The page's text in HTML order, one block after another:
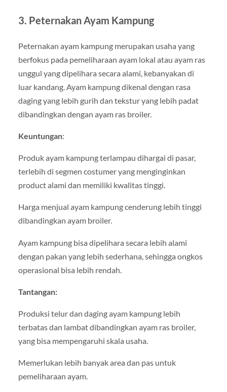
3. Peternakan Ayam Kampung
Peternakan ayam kampung merupakan usaha yang
berfokus pada pemeliharaan ayam lokal atau ayam ras
unggul yang dipelihara secara alami, kebanyakan di
luar kandang. Ayam kampung dikenal dengan rasa
daging yang lebih gurih dan tekstur yang lebih padat
dibandingkan dengan ayam ras broiler.
Keuntungan:
Produk ayam kampung terlampau dihargai di pasar,
terlebih di segmen costumer yang menginginkan
product alami dan memiliki kwalitas tinggi.
Harga menjual ayam kampung cenderung lebih tinggi
dibandingkan ayam broiler.
Ayam kampung bisa dipelihara secara lebih alami
dengan pakan yang lebih sederhana, sehingga ongkos
operasional bisa lebih rendah.
Tantangan:
Produksi telur dan daging ayam kampung lebih
terbatas dan lambat dibandingkan ayam ras broiler,
yang bisa mempengaruhi skala usaha.
Memerlukan lebih banyak area dan pas untuk
pemeliharaan ayam.